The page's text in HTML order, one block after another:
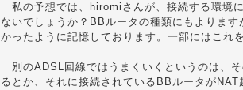
私の予想では、hiromiさんが、接続する環境
ないでしょうか？BBルータの種類にもよりま
かったように記憶しております。一部にはこれ
別のADSL回線ではうまくいくというのは、
るとか、それに接続されているBBルータが